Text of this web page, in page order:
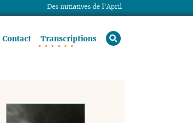
Contact Transcriptions rechercher
Des initiatives de l’April